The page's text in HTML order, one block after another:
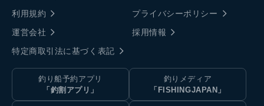
利用規約
プライバシーポリシー
運営会社
採用情報
特定商取引法に基づく表記
釣り船予約アプリ
「釣割アプリ」
釣りメディア
「FISHINGJAPAN」